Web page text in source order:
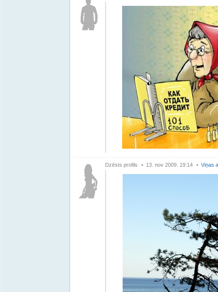
Dzēsts profils 13. nov 2009. 19:14 Viņas